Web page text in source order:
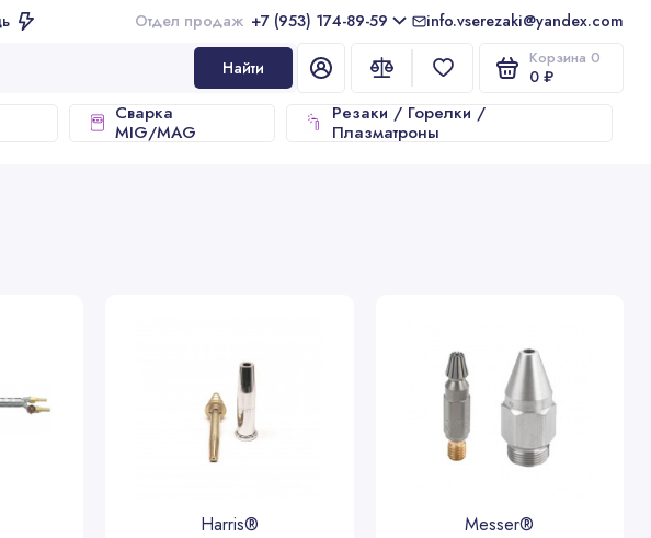
Отдел продаж +7 (953) 174-89-59 info.vserezaki@yandex.com
Найти Корзина 0
0 ₽
Сварка
MIG/MAG
Резаки / Горелки /
Плазматроны
Harris® Messer®